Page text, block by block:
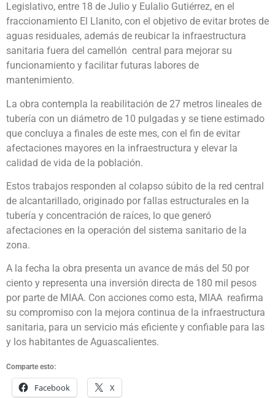
Legislativo, entre 18 de Julio y Eulalio Gutiérrez, en el
fraccionamiento El Llanito, con el objetivo de evitar brotes de
aguas residuales, además de reubicar la infraestructura
sanitaria fuera del camellón central para mejorar su
funcionamiento y facilitar futuras labores de
mantenimiento.
La obra contempla la reabilitación de 27 metros lineales de
tubería con un diámetro de 10 pulgadas y se tiene estimado
que concluya a finales de este mes, con el fin de evitar
afectaciones mayores en la infraestructura y elevar la
calidad de vida de la población.
Estos trabajos responden al colapso súbito de la red central
de alcantarillado, originado por fallas estructurales en la
tubería y concentración de raíces, lo que generó
afectaciones en la operación del sistema sanitario de la
zona.
A la fecha la obra presenta un avance de más del 50 por
ciento y representa una inversión directa de 180 mil pesos
por parte de MIAA. Con acciones como esta, MIAA reafirma
su compromiso con la mejora continua de la infraestructura
sanitaria, para un servicio más eficiente y confiable para las
y los habitantes de Aguascalientes.
Comparte esto:
Facebook X